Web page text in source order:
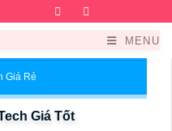
Facebook
MENU
Giá Rẻ
Giá Tốt